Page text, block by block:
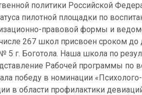
политики Российской
пилотной площадки по
правовой формы и
267 школ присвоен сроком до
г. Боготола. Наша школа по
Рабочей программы по
победу в номинации «Психолого-
в области профилактики